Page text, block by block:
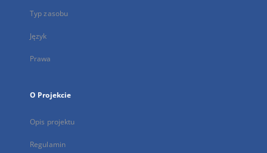
Typ zasobu
Język
Prawa
O Projekcie
Opis projektu
Regulamin